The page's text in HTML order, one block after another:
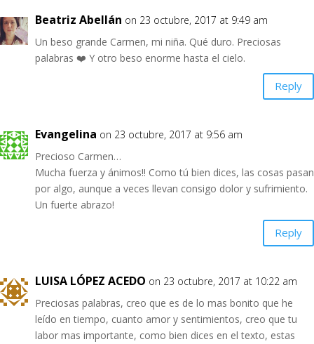
Beatriz Abellán on 23 octubre, 2017 at 9:49 am
Un beso grande Carmen, mi niña. Qué duro. Preciosas
palabras ❤️ Y otro beso enorme hasta el cielo.
Reply
Evangelina on 23 octubre, 2017 at 9:56 am
Precioso Carmen…
Mucha fuerza y ánimos!! Como tú bien dices, las cosas pasan
por algo, aunque a veces llevan consigo dolor y sufrimiento.
Un fuerte abrazo!
Reply
LUISA LÓPEZ ACEDO on 23 octubre, 2017 at 10:22 am
Preciosas palabras, creo que es de lo mas bonito que he
leído en tiempo, cuanto amor y sentimientos, creo que tu
labor mas importante, como bien dices en el texto, estas